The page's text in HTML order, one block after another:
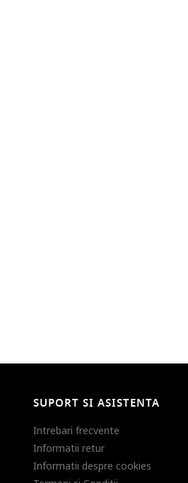
SUPORT SI ASISTENTA
Intrebari frecvente
Informatii retur
Informatii despre cookies